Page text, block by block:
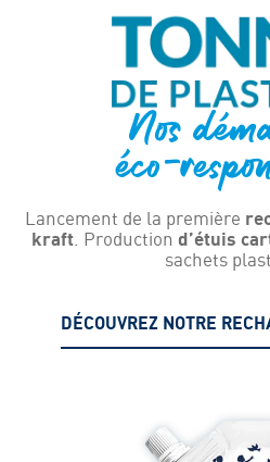
Nos
éco-
Lancement de la première
kraft. Production d’étuis
sachets
DÉCOUVREZ NOTRE